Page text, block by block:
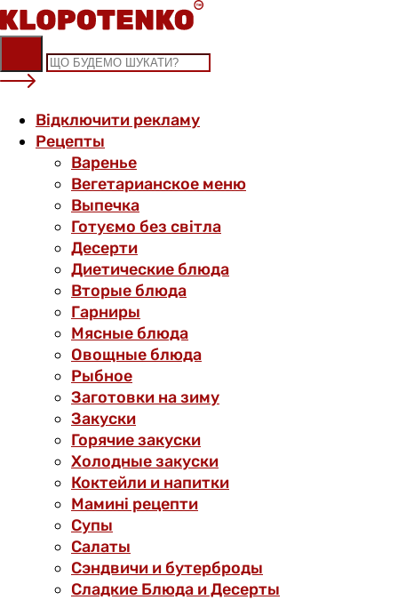
Skip
to
content
Відключити рекламу
Рецепты
Варенье
Вегетарианское меню
Выпечка
Готуємо без світла
Десерти
Диетические блюда
Вторые блюда
Гарниры
Мясные блюда
Овощные блюда
Рыбное
Заготовки на зиму
Закуски
Горячие закуски
Холодные закуски
Коктейли и напитки
Мамині рецепти
Супы
Салаты
Сэндвичи и бутерброды
Сладкие Блюда и Десерты